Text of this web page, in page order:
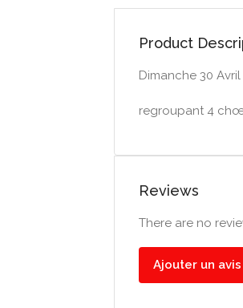
Product
Dimanche 30
regroupant 4
Reviews
There are no
Ajouter un avis